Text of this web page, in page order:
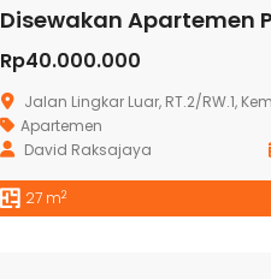
Rp40.000.000
Jalan Lingkar Luar, RT.2/RW.1, Kembangan Selatan, RT.2/RW.1, Kembangan Sel., Kembangan, Kota
Apartemen
David Raksajaya
27 m2